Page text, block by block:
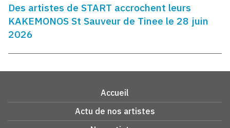
Des artistes de START accrochent leurs
KAKEMONOS St Sauveur de Tinee le 28 juin
2026
Accueil
Actu de nos artistes